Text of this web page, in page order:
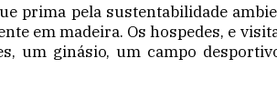
prima pela sustentabilidade
em madeira. Os hospedes, e
um ginásio, um campo